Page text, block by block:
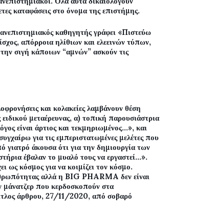
καταφάσεις στο όνομα της επιστήμης.
καθηγητής γράφει «Πιστεύω
απόρροια ηλίθιων και ελεεινών τύπων,
σιγή κάποιων “αμνών” ασκούν τις
και κολακείες λαμβάνουν θέση
μεταέρευνας, α) τοπική παρουσιάστρια
είναι άρτιος και τεκμηριωμένος…», και
για τις εμπεριστατωμένες μελέτες που
άκουσα ότι για την δημιουργία των
έβαλαν το μυαλό τους να εργαστεί…».
ως κόσμος για να κοιμίζει τον κόσμο.
αλλά η BIG PHARMA δεν είναι
μάνατζερ που κερδοσκοπούν στα
άρθρου, 27/11/2020, από σοβαρό